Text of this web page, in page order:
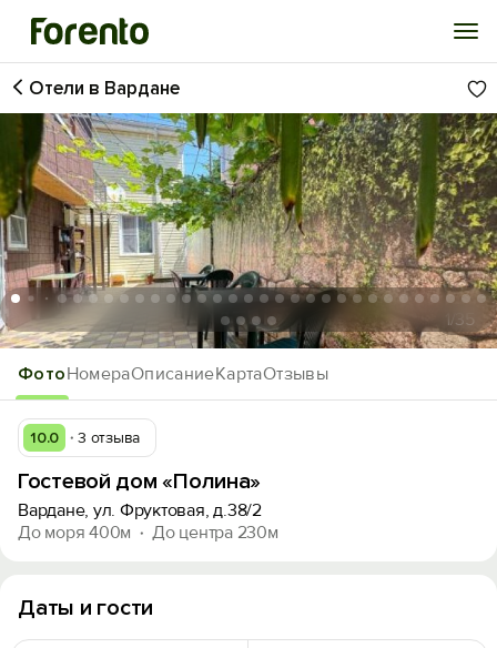
Войти
Избранное
История просмотра
Добавить свой объект
ФотоНомераОписаниеКартаОтзывы
Отели в Вардане
1/35
10.0 3 отзыва
Гостевой дом «Полина»
Вардане, ул. Фруктовая, д.38/2
До моря 400м
До центра 230м
Даты и гости